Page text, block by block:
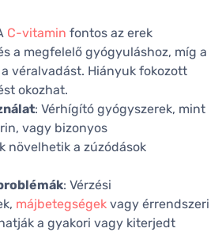
C-vitamin fontos az erek
a megfelelő gyógyuláshoz, míg a
véralvadást. Hiányuk fokozott
okozhat.
: Vérhígító gyógyszerek, mint
vagy bizonyos
növelhetik a zúzódások
: Vérzési
májbetegségek vagy érrendszeri
a gyakori vagy kiterjedt